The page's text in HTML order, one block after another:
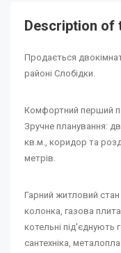
Description of
Продається
районі Слобідки.
Комфортний перший
Зручне планування:
кв.м., коридор та
метрів.
Гарний житловий
колонка, газова
котельні під'єднують
сантехніка,